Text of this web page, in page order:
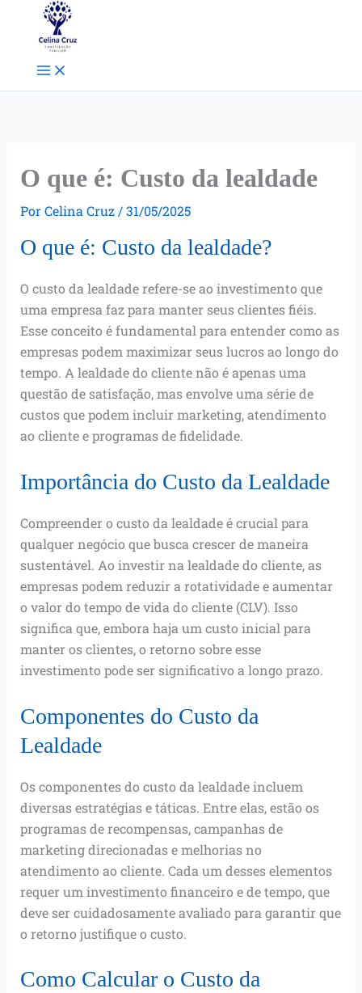
conteúdo
O que é: Custo da lealdade
PorCelina Cruz/31/05/2025
O que é: Custo da lealdade?
O custo da lealdade refere-se ao investimento que
uma empresa faz para manter seus clientes fiéis.
Esse conceito é fundamental para entender como as
empresas podem maximizar seus lucros ao longo do
tempo. A lealdade do cliente não é apenas uma
questão de satisfação, mas envolve uma série de
custos que podem incluir marketing, atendimento
ao cliente e programas de fidelidade.
Importância do Custo da Lealdade
Compreender o custo da lealdade é crucial para
qualquer negócio que busca crescer de maneira
sustentável. Ao investir na lealdade do cliente, as
empresas podem reduzir a rotatividade e aumentar
o valor do tempo de vida do cliente (CLV). Isso
significa que, embora haja um custo inicial para
manter os clientes, o retorno sobre esse
investimento pode ser significativo a longo prazo.
Componentes do Custo da
Lealdade
Os componentes do custo da lealdade incluem
diversas estratégias e táticas. Entre elas, estão os
programas de recompensas, campanhas de
marketing direcionadas e melhorias no
atendimento ao cliente. Cada um desses elementos
requer um investimento financeiro e de tempo, que
deve ser cuidadosamente avaliado para garantir que
o retorno justifique o custo.
Como Calcular o Custo da
Facebook